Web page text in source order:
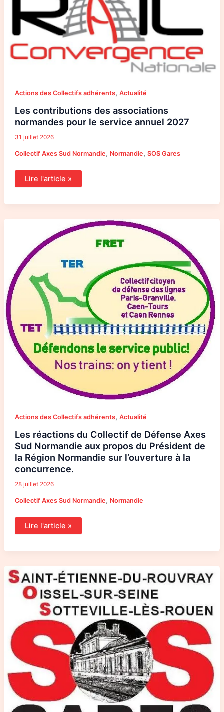
Actions des Collectifs adhérents, Actualité
Les contributions des associations
normandes pour le service annuel 2027
31 juillet 2026
Collectif Axes Sud Normandie, Normandie, SOS Gares
service
annuel
Lire l'article »
Actions des Collectifs adhérents, Actualité
Les réactions du Collectif de Défense Axes
Sud Normandie aux propos du Président de
la Région Normandie sur l’ouverture à la
concurrence.
28 juillet 2026
Collectif Axes Sud Normandie, Normandie
Les
Collectif
de
Défense
Axes
Sud
Normandie
aux
propos
Président
Région
Normandie
sur
l’ouverture
à
la
concurrence.
Lire l'article »
SOS
Gares
attire
l’attention
sur
l’atout
du
projet
Jonquay
Ferroviaire
Public